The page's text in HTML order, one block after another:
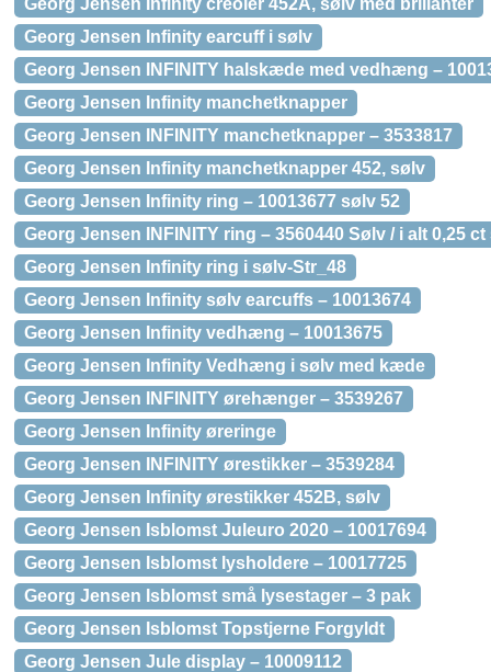
Georg Jensen Infinity creoler 452A, sølv med brillanter
Georg Jensen Infinity earcuff i sølv
Georg Jensen INFINITY halskæde med vedhæng –
Georg Jensen Infinity manchetknapper
Georg Jensen INFINITY manchetknapper – 3533817
Georg Jensen Infinity manchetknapper 452, sølv
Georg Jensen Infinity ring – 10013677 sølv 52
Georg Jensen INFINITY ring – 3560440 Sølv / i alt 0,25 ct
Georg Jensen Infinity ring i sølv-Str_48
Georg Jensen Infinity sølv earcuffs – 10013674
Georg Jensen Infinity vedhæng – 10013675
Georg Jensen Infinity Vedhæng i sølv med kæde
Georg Jensen INFINITY ørehænger – 3539267
Georg Jensen Infinity øreringe
Georg Jensen INFINITY ørestikker – 3539284
Georg Jensen Infinity ørestikker 452B, sølv
Georg Jensen Isblomst Juleuro 2020 – 10017694
Georg Jensen Isblomst lysholdere – 10017725
Georg Jensen Isblomst små lysestager – 3 pak
Georg Jensen Isblomst Topstjerne Forgyldt
Georg Jensen Jule display – 10009112